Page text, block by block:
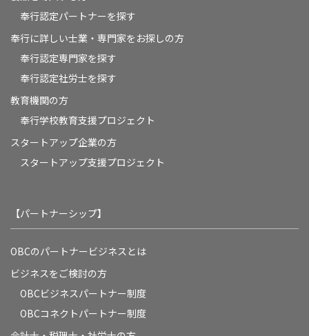
奉行認定パートナーを探す
奉行に詳しい士業・専門家をお探しの方
奉行認定専門家を探す
奉行認定社労士を探す
教育機関の方
奉⾏学校教育⽀援プロジェクト
スタートアップ企業の方
スタートアップ支援プロジェクト
【パートナーシップ】
OBCのパートナービジネスとは
ビジネスをご検討の方
OBCビジネスパートナー制度
OBCコネクトパートナー制度